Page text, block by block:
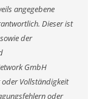
angegebene
Dieser ist
der
GmbH
Vollständigkeit
oder